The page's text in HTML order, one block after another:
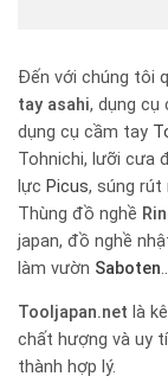
Đến với chúng tôi
tay asahi, dụng cụ
dụng cụ cầm tay
Tohnichi, lưỡi cưa
lực Picus, súng rút
Thùng đồ nghề
japan, đồ nghề
làm vườn Saboten
Tooljapan.net là
chất hượng và uy
thành hợp lý.